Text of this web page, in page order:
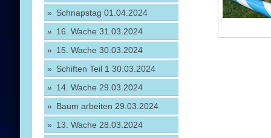
Schnapstag 01.04.2024
16. Wache 31.03.2024
15. Wache 30.03.2024
Schiften Teil 1 30.03.2024
14. Wache 29.03.2024
Baum arbeiten 29.03.2024
13. Wache 28.03.2024